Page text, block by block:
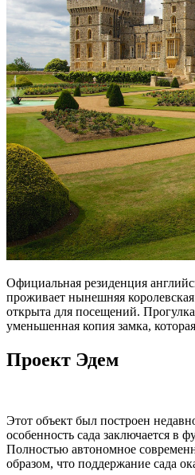
Официальная резиденция
проживает нынешняя
открыта для посещений.
уменьшенная копия замка,
Проект Эдем
Этот объект был построен
особенность сада заключается в
Полностью автономное
образом, что поддержание сада